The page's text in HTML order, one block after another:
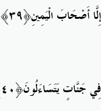
إِلَّا أَصْحَابَ الْيَمِينِ﴿٣٩﴾
فِي جَنَّاتٍ يَتَسَاءَلُونَ﴿٤٠﴾